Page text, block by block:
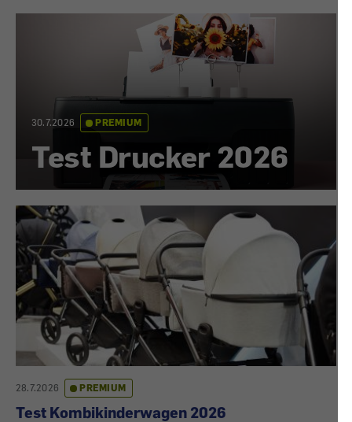
30.7.2026 PREMIUM
Test Drucker 2026
28.7.2026 PREMIUM
Test Kombikinderwagen 2026